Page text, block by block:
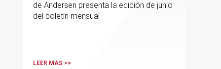
de Andersen presenta la edición de junio
del boletín mensual
LEER MÁS >>